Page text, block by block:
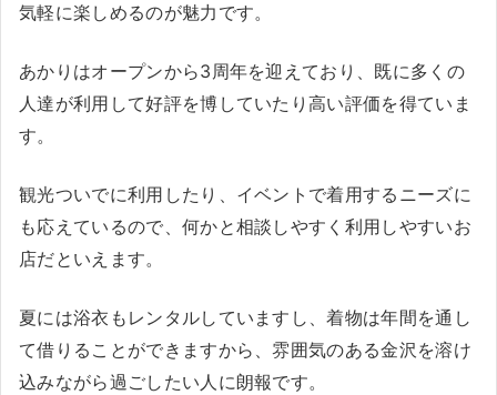
気軽に楽しめるのが魅力です。
あかりはオープンから3周年を迎えており、既に多くの
人達が利用して好評を博していたり高い評価を得ていま
す。
観光ついでに利用したり、イベントで着用するニーズに
も応えているので、何かと相談しやすく利用しやすいお
店だといえます。
夏には浴衣もレンタルしていますし、着物は年間を通し
て借りることができますから、雰囲気のある金沢を溶け
込みながら過ごしたい人に朗報です。